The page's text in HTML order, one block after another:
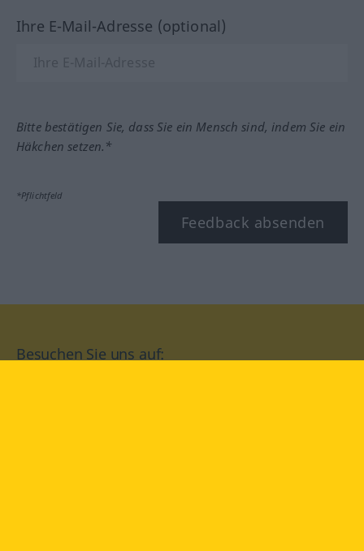
Ihre E-Mail-Adresse (optional)
Bitte bestätigen Sie, dass Sie ein Mensch sind, indem Sie ein
Häkchen setzen.*
*Pflichtfeld
Feedback absenden
Besuchen Sie uns auf: